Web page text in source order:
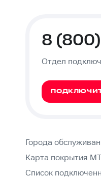
8
Отдел
Города
Карта покрытия
Список